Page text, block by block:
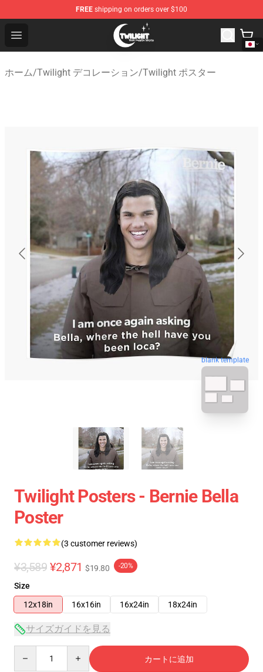
FREE shipping on orders over $100
Open menu
Twilight Store - Official Twilight Merchandise Shop
ホーム/Twilight デコレーション/Twilight ポスター
blank template
Twilight Posters - Bernie Bella
Poster
(3 customer reviews)
¥3,589 ¥2,871 $19.80 -20%
Size
12x18in
16x16in 16x24in 18x24in
サイズガイドを見る
カートに追加